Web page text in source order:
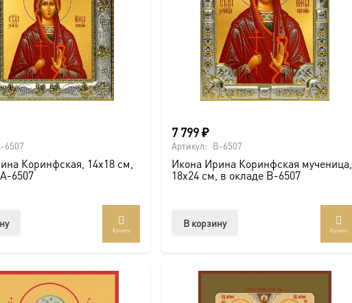
на
странице
товара.
6507
Коринфская, 14х18 см,
6507
Купить
7 799₽
Артикул: B-6507
Икона Ирина Коринфская мученица,
18х24 см, в окладе B-6507
В корзину
Купить